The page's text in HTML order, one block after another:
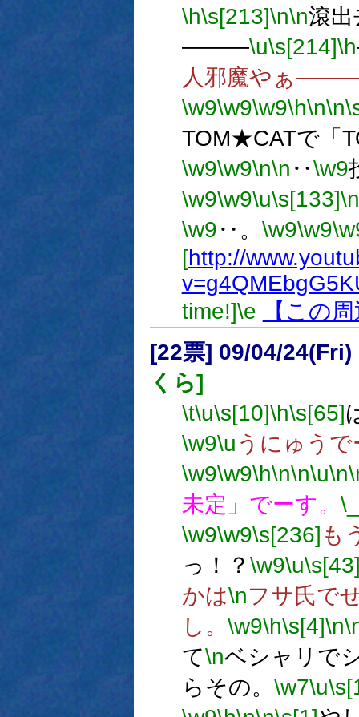
\h\s[213]\n\n滾
―――\u\s[214]\h
人邪魔やぁ―――
\w9\w9\w9\h\n\n
TOM★CATで「
\w9\w9\n\n ‥\w9
\w9\w9\u\s[133]\n
\w9‥。 \w9\w9
[http://
time!]\e
【この
[22票] 09/04/
くら]
\t\u\s[10]\h\s[65]
\w9\u うにゅうで
\w9\w9\h\n\n\u\n
未定」でーす。
\w9\w9\s[236] も
っ！？ \w9\u
かは\nフサ氏で
し。 \w9\h\s[4]\n
て\nベシャリで
らその。 \w7\u